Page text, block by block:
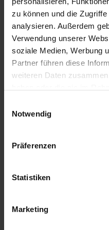
zu können und die
analysieren. Außerdem
Verwendung unserer
soziale Medien, Werbung
Partner führen diese
weiteren Daten
Notwendig
Präferenzen
Statistiken
Marketing
CLS = Impact
wandert um 20%
betroffen. Die Impact
Der Content hat sich
das ergibt eine
berechnet: